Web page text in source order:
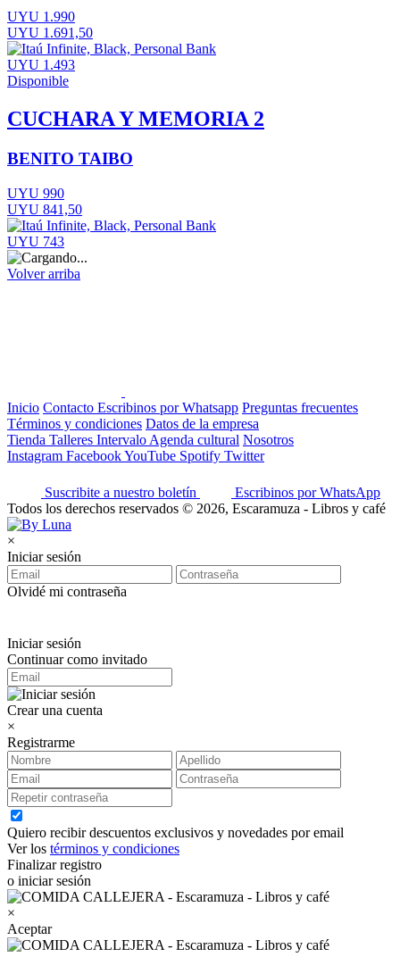
UYU 1.990
UYU 1.691,50
UYU 1.493
Disponible
CUCHARA Y MEMORIA 2
BENITO TAIBO
UYU 990
UYU 841,50
UYU 743
Volver arriba
Inicio Contacto Escribinos por Whatsapp Preguntas frecuentes
Términos y condiciones Datos de la empresa
Tienda Talleres Intervalo Agenda cultural Nosotros
Instagram FacebookYouTube Spotify Twitter
Suscribite a nuestro boletín
Escribinos por WhatsApp
Todos los derechos reservados © 2026, Escaramuza - Libros y café
×
Iniciar sesión
Olvidé mi contraseña
Iniciar sesión
Continuar como invitado
Crear una cuenta
×
Registrarme
Quiero recibir descuentos exclusivos y novedades por email
Ver los términos y condiciones
Finalizar registro
o iniciar sesión
×
Aceptar